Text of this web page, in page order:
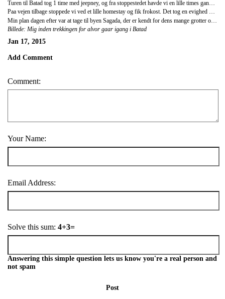
Turen til Batad tog 1 time med jeepney, og fra stoppestedet havde vi en lille times gang til Batad. Herfra trekkede vi yderligere 2-3 timer op og ned af terasserne foerend vi naede til vandfaldet, der var slutpunktet for rejsen. Herfra gik turen tilbage igen, pyha! Vi havde jo ingen guide med os, hvilket resulterede i, at vi for vild iblandt terasserne. Vi brugte en halv times tid paa at finde ud af hvordan daelen, vi kunne komme op eller ned herfra, indtil en guide 50-100 meter fra os fik peget os i den rigtige retning.
Paa vejen tilbage stoppede vi ved et lille homestay og fik frokost. Det tog en evighed men var til gengaeld ventetiden vaerd (og saa havde jeg ogsaa lige tid til en lille lur i deres hammock!). Da klokken var 15 naede jeg tilbage til mit eget homestay "Lohren's". Tyskerne tog turen tilbage til Banaue samme eftermiddag, men jeg var LYKKELIG for, at jeg skulle tilbringe natten her - mine ben var oedelagte! Derfor var det ogsaa en virkelig glaedelig nyhed, at mit homestay tilboed 1 times kropsmassage paa ens eget vaerelse for bare 350 PHP (50 DKK!!). Woaw - jeg sov godt den nat, og humoeret vendte stille og roligt til det normale glade :)
Billede: Mig inden trekkingen for alvor gaar igang i Batad
Jan 17, 2015
Add Comment
Comment:
Your Name:
Email Address:
Solve this sum: 4+3=
Answering this simple question lets us know you're a real person and
not spam
Post